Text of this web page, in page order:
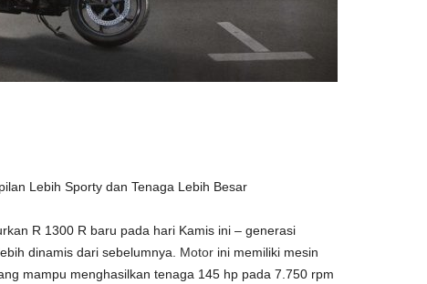
Lebih Sporty dan Tenaga Lebih Besar
R 1300 R baru pada hari Kamis ini – generasi
dinamis dari sebelumnya. Motorini memiliki mesin
mampu menghasilkan tenaga 145 hp pada 7.750 rpm